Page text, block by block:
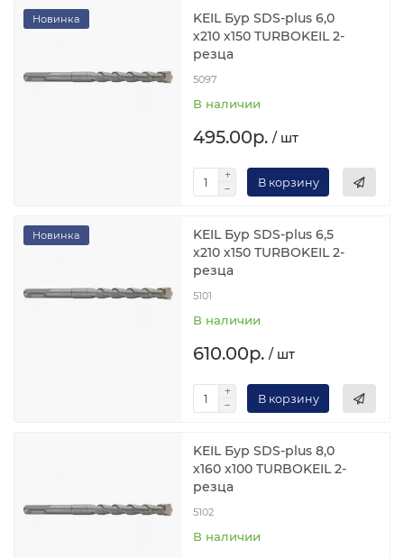
Новинка
KEIL Бур SDS-plus 6,0
х210 х150 TURBOKEIL 2-
резца
5097
В наличии
495.00р. / шт
В корзину
Новинка
KEIL Бур SDS-plus 6,5
х210 х150 TURBOKEIL 2-
резца
5101
В наличии
610.00р. / шт
В корзину
KEIL Бур SDS-plus 8,0
х160 х100 TURBOKEIL 2-
резца
5102
В наличии